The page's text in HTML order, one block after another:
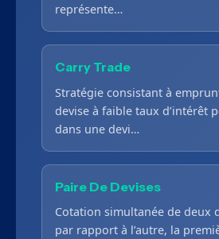
représente…
Carry Trade
Stratégie consistant à
devise à faible taux d’intérêt
dans une devi…
Paire De Devises
Cotation simultanée de deux
par rapport à l’autre, la